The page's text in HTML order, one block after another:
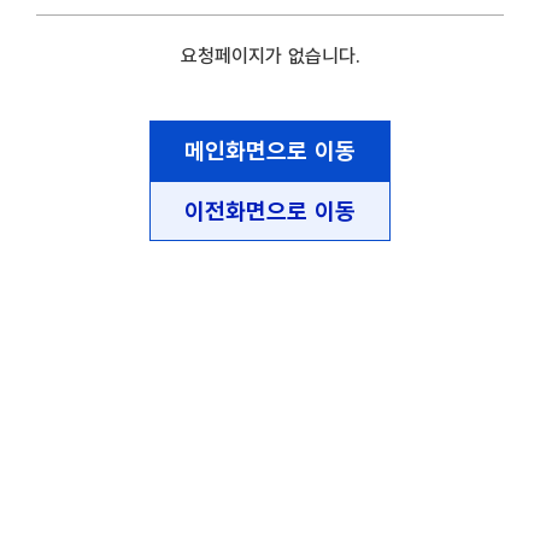
요청페이지가 없습니다.
메인화면으로 이동
이전화면으로 이동